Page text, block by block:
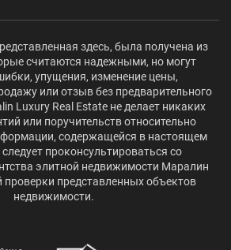
здесь, была получена из
считаются надежными, но могут
упущения, изменение цены,
или отзыв без предварительного
Luxury Real Estate не делает никаких
или поручительств относительно
содержащейся в настоящем
проконсультироваться со
элитной недвижимости Маралин
проверки представленных объектов
недвижимости.